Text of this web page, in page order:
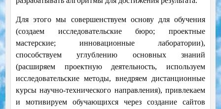
Для этого мы совершенствуем основу для обучения
(создаем исследовательские бюро; проектные
мастерские; инновационные лаборатории),
способствуем углублению основных знаний
(расширяем проектную деятельность, используем
исследовательские методы, внедряем дистанционные
курсы научно-технического направления), привлекаем
и мотивируем обучающихся через создание сайтов